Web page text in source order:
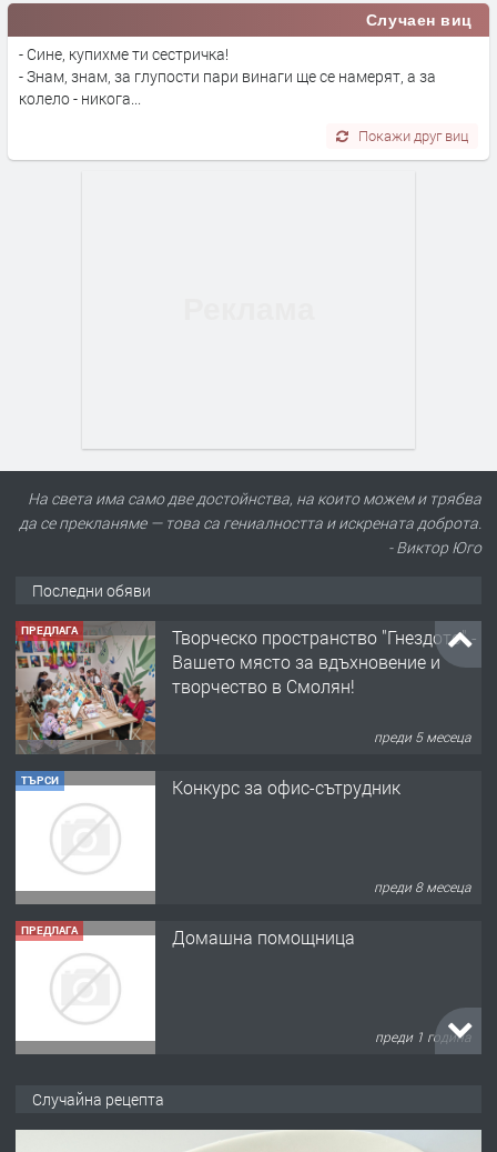
Случаен виц
- Сине, купихме ти сестричка!
- Знам, знам, за глупости пари винаги ще се намерят, а за
колело - никога...
Покажи друг виц
На света има само две достойнства, на които можем и трябва
да се прекланяме — това са гениалността и искрената доброта.
- Виктор Юго
Последни обяви
ПРЕДЛАГА
Творческо пространство "Гнездото" -
Вашето място за вдъхновение и
творчество в Смолян!
преди 5 месеца
ТЪРСИ Конкурс за офис-сътрудник
преди 8 месеца
ПРЕДЛАГА Домашна помощница
преди 1 година
Случайна рецепта